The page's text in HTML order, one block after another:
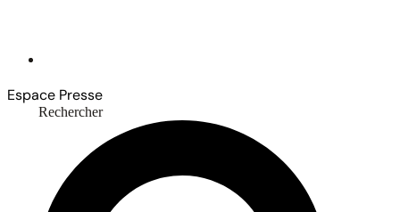
Espace Presse
Rechercher